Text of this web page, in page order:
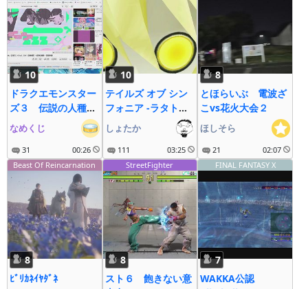
10
ドラクエモンスター
ズ３ 伝説の人種差
別モンスター・ブラ
ックマージは存在す
るのか？
なめくじ
31 00:26
10
テイルズ オブ シン
フォニア -ラタトス
クの騎士-(PS3)
#10←おーちゃんの
お絵かきロジック
(PS) #13
しょたか
111 03:25
8
とほらいぶ 電波ざ
こvs花火大会２
ほしそら
21
02:07
Beast Of Reincarnation
8
ﾋﾞﾘｶﾈｲﾔﾀﾞﾈ
StreetFighter
8
スト６ 飽きない意
FINAL FANTASY X
7
WAKKA公認